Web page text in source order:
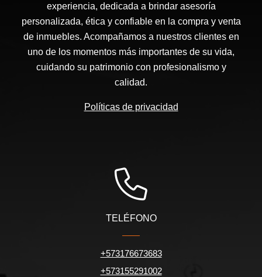
experiencia, dedicada a brindar asesoría
personalizada, ética y confiable en la compra y venta
de inmuebles. Acompañamos a nuestros clientes en
uno de los momentos más importantes de su vida,
cuidando su patrimonio con profesionalismo y
calidad.
Políticas de privacidad
TELÉFONO
+573176673683
+573155291002